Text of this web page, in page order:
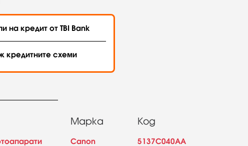
на кредит от TBI Bank
кредитните схеми
Марка
Canon
Код
5137C040AA